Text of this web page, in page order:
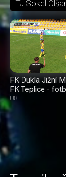
TJ Sokol
FK Dukla Jižní
FK Teplice -
U8